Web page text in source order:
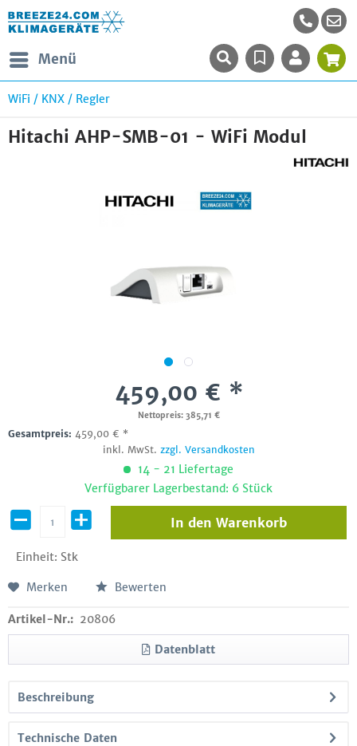
Menü
WiFi / KNX / Regler
Hitachi AHP-SMB-01 - WiFi Modul
459,00 € *
Nettopreis: 385,71 €
Gesamtpreis: 459,00 € *
inkl. MwSt. zzgl. Versandkosten
14 - 21 Liefertage
Verfügbarer Lagerbestand: 6 Stück
Einheit: Stk
In den Warenkorb
Merken Bewerten
Artikel-Nr.: 20806
Datenblatt
Beschreibung
Technische Daten